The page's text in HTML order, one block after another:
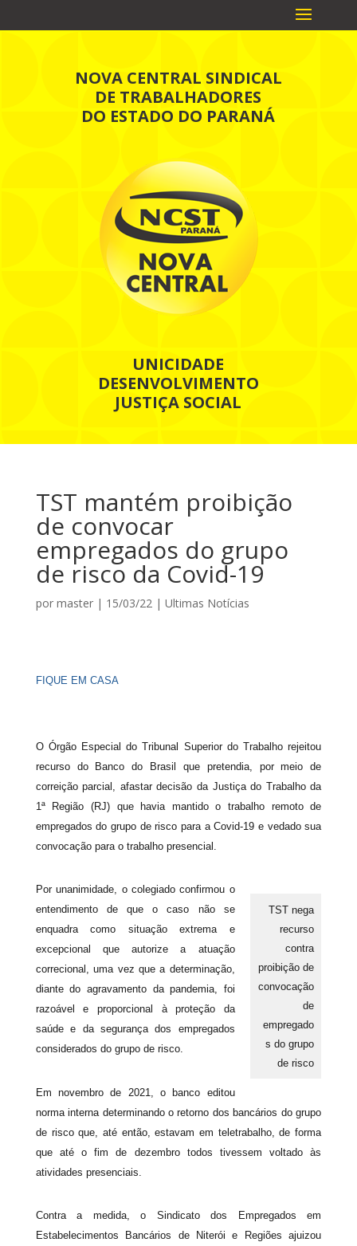
NOVA CENTRAL SINDICAL
DE TRABALHADORES
DO ESTADO DO PARANÁ
UNICIDADE
DESENVOLVIMENTO
JUSTIÇA SOCIAL
TST mantém proibição
de convocar
empregados do grupo
de risco da Covid-19
por master| 15/03/22| Ultimas Notícias
FIQUE EM CASA
O Órgão Especial do Tribunal Superior do Trabalho rejeitou
recurso do Banco do Brasil que pretendia, por meio de
correição parcial, afastar decisão da Justiça do Trabalho da
1ª Região (RJ) que havia mantido o trabalho remoto de
empregados do grupo de risco para a Covid-19 e vedado sua
convocação para o trabalho presencial.
TST nega
recurso
contra
proibição de
convocação
de
empregado
s do grupo
de risco
Por unanimidade, o colegiado confirmou o
entendimento de que o caso não se
enquadra como situação extrema e
excepcional que autorize a atuação
correcional, uma vez que a determinação,
diante do agravamento da pandemia, foi
razoável e proporcional à proteção da
saúde e da segurança dos empregados
considerados do grupo de risco.
Em novembro de 2021, o banco editou
norma interna determinando o retorno dos bancários do grupo
de risco que, até então, estavam em teletrabalho, de forma
que até o fim de dezembro todos tivessem voltado às
atividades presenciais.
Contra a medida, o Sindicato dos Empregados em
Estabelecimentos Bancários de Niterói e Regiões ajuizou